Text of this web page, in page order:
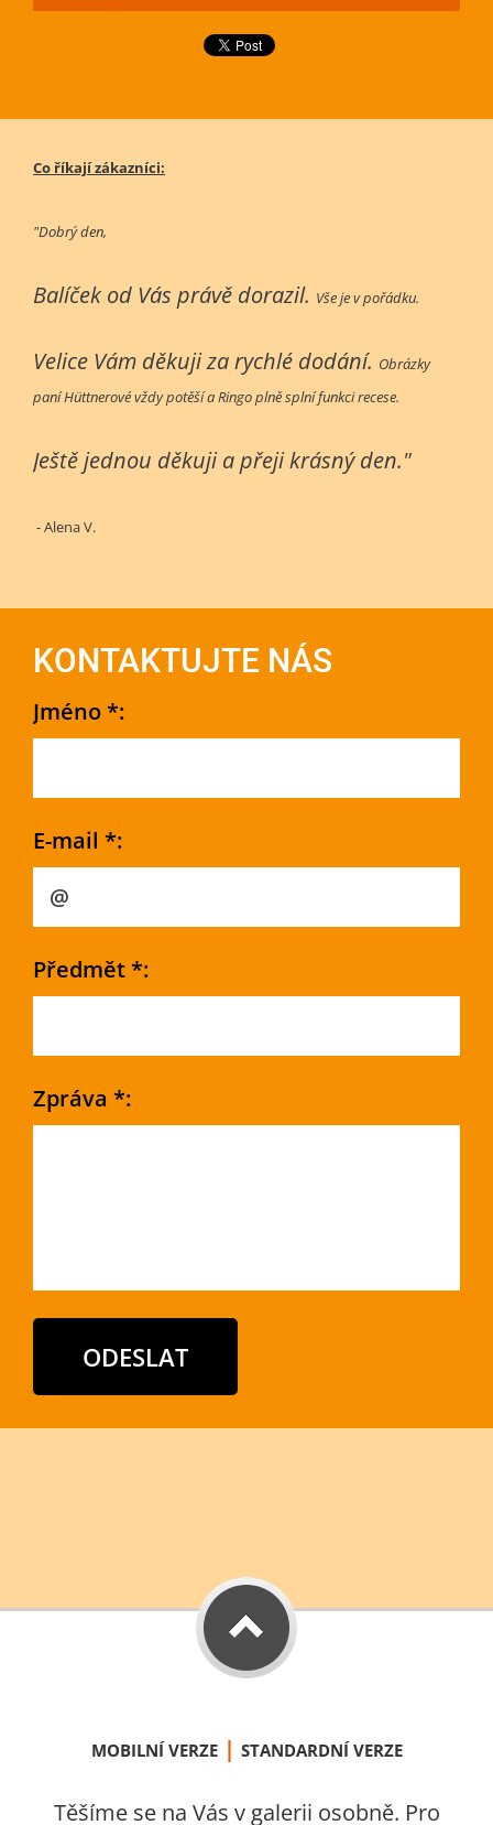
Co říkají zákazníci:
"Dobrý den,
Balíček od Vás právě dorazil. Vše je v pořádku.
Velice Vám děkuji za rychlé dodání. Obrázky
paní Hüttnerové vždy potěší a Ringo plně splní funkci recese.
Ještě jednou děkuji a přeji krásný den."
- Alena V.
KONTAKTUJTE NÁS
Jméno *:
E-mail *:
Předmět *:
Zpráva *:
MOBILNÍ VERZE | STANDARDNÍ VERZE
Těšíme se na Vás v galerii osobně. Pro